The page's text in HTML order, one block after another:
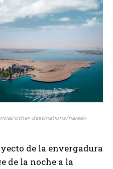
other-destinations/nareel-
de la envergadura
de la noche a la